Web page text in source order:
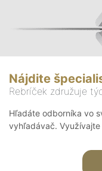
Nájdite
Rebríček združuje
Hľadáte odborníka vo
vyhľadávač.